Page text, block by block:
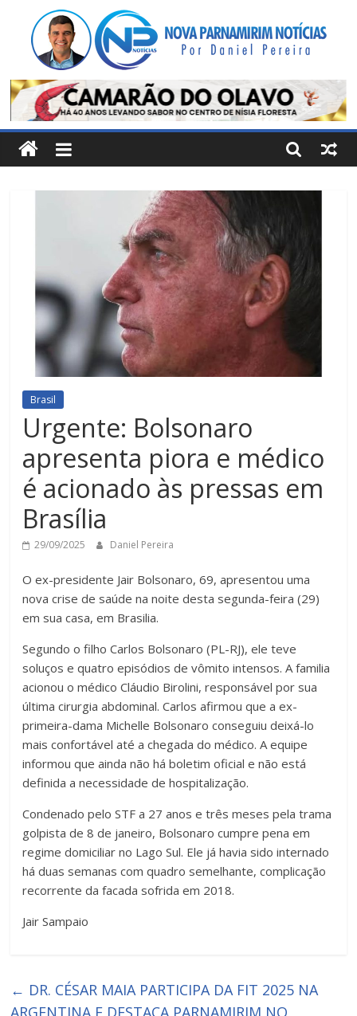
conteúdo
Nova
Parnamirim
Notícias
Brasil
Urgente: Bolsonaro
apresenta piora e médico
é acionado às pressas em
Brasília
29/09/2025 Daniel Pereira
O ex-presidente Jair Bolsonaro, 69, apresentou uma
nova crise de saúde na noite desta segunda-feira (29)
em sua casa, em Brasilia.
Segundo o filho Carlos Bolsonaro (PL-RJ), ele teve
soluços e quatro episódios de vômito intensos. A familia
acionou o médico Cláudio Birolini, responsável por sua
última cirurgia abdominal. Carlos afirmou que a ex-
primeira-dama Michelle Bolsonaro conseguiu deixá-lo
mais confortável até a chegada do médico. A equipe
informou que ainda não há boletim oficial e não está
definida a necessidade de hospitalização.
Condenado pelo STF a 27 anos e três meses pela trama
golpista de 8 de janeiro, Bolsonaro cumpre pena em
regime domiciliar no Lago Sul. Ele já havia sido internado
há duas semanas com quadro semelhante, complicação
recorrente da facada sofrida em 2018.
Jair Sampaio
← DR. CÉSAR MAIA PARTICIPA DA FIT 2025 NA